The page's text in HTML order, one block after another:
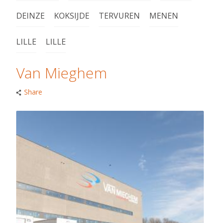
DEINZE KOKSIJDE TERVUREN MENEN
LILLE LILLE
Van Mieghem
Share